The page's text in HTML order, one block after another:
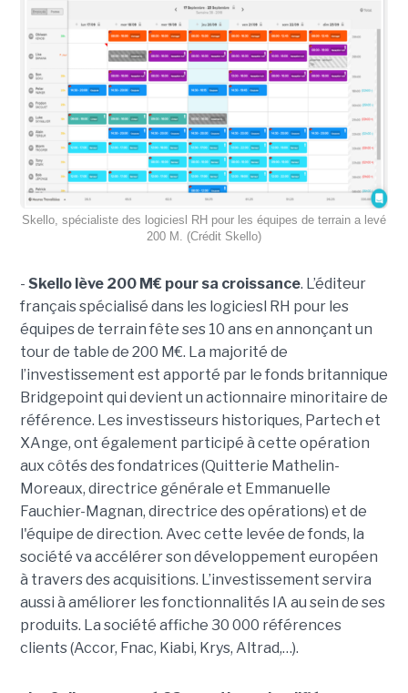
Skello, spécialiste des logiciesl RH pour les équipes de terrain a levé
200 M. (Crédit Skello)
- Skello lève 200 M€ pour sa croissance. L’éditeur
français spécialisé dans les logiciesl RH pour les
équipes de terrain fête ses 10 ans en annonçant un
tour de table de 200 M€. La majorité de
l’investissement est apporté par le fonds britannique
Bridgepoint qui devient un actionnaire minoritaire de
référence. Les investisseurs historiques, Partech et
XAnge, ont également participé à cette opération
aux côtés des fondatrices (Quitterie Mathelin-
Moreaux, directrice générale et Emmanuelle
Fauchier-Magnan, directrice des opérations) et de
l'équipe de direction. Avec cette levée de fonds, la
société va accélérer son développement européen
à travers des acquisitions. L’investissement servira
aussi à améliorer les fonctionnalités IA au sein de ses
produits. La société affiche 30 000 références
clients (Accor, Fnac, Kiabi, Krys, Altrad,…).